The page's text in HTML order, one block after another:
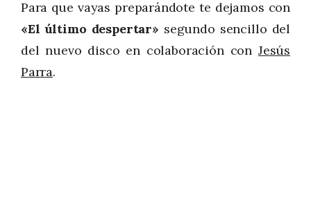
Para que vayas preparándote te dejamos con
«El último despertar» segundo sencillo del
del nuevo disco en colaboración con Jesús
Parra.